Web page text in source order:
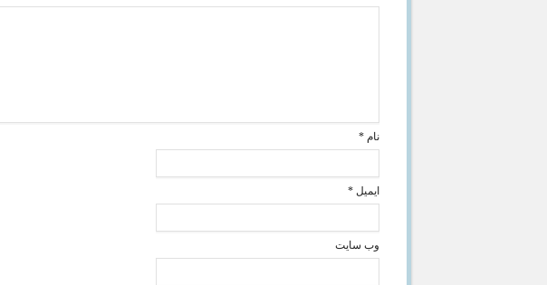
نام *
ایمیل *
وب‌ سایت